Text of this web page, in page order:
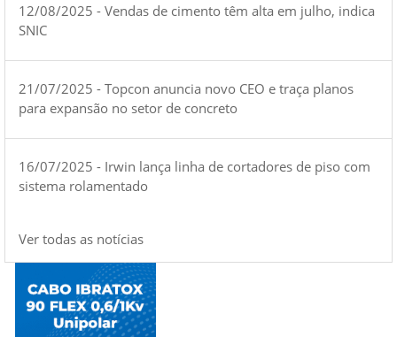
12/08/2025 - Vendas de cimento têm alta em julho, indica
SNIC
21/07/2025 - Topcon anuncia novo CEO e traça planos
para expansão no setor de concreto
16/07/2025 - Irwin lança linha de cortadores de piso com
sistema rolamentado
Ver todas as notícias